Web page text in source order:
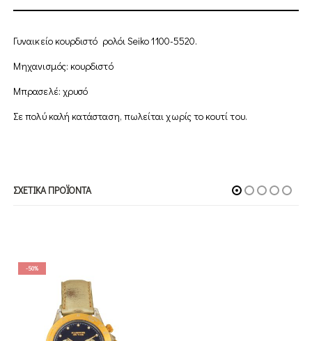
Γυναικείο κουρδιστό ρολόι Seiko 1100-5520.
Mηχανισμός: κουρδιστό
Μπρασελέ: χρυσό
Σε πολύ καλή κατάσταση, πωλείται χωρίς το κουτί του.
ΣΧΕΤΙΚΆ ΠΡΟΪΌΝΤΑ
-50%